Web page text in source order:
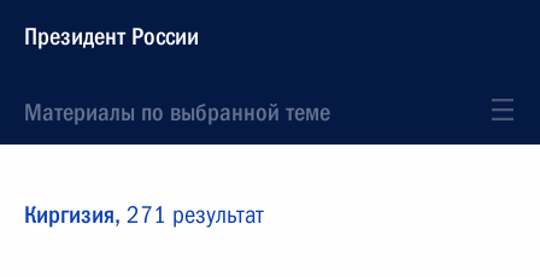
Президент России
Материалы по выбранной теме
Киргизия, 271 результат